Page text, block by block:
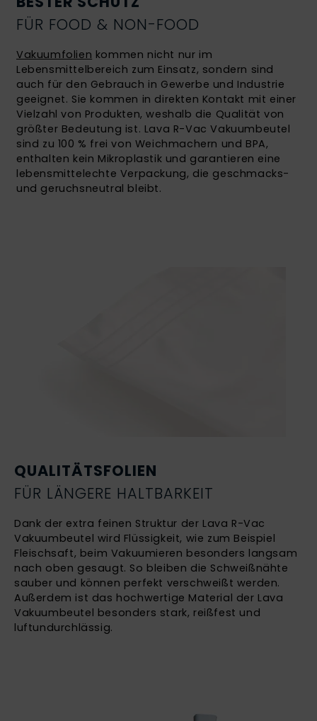
FÜR FOOD & NON-FOOD
Vakuumfolien kommen nicht nur im
Lebensmittelbereich zum Einsatz, sondern sind
auch für den Gebrauch in Gewerbe und Industrie
geeignet. Sie kommen in direkten Kontakt mit einer
Vielzahl von Produkten, weshalb die Qualität von
größter Bedeutung ist. Lava R-Vac Vakuumbeutel
sind zu 100 % frei von Weichmachern und BPA,
enthalten kein Mikroplastik und garantieren eine
lebensmittelechte Verpackung, die geschmacks-
und geruchsneutral bleibt.
QUALITÄTSFOLIEN
FÜR LÄNGERE HALTBARKEIT
Dank der extra feinen Struktur der Lava R-Vac
Vakuumbeutel wird Flüssigkeit, wie zum Beispiel
Fleischsaft, beim Vakuumieren besonders langsam
nach oben gesaugt. So bleiben die Schweißnähte
sauber und können perfekt verschweißt werden.
Außerdem ist das hochwertige Material der Lava
Vakuumbeutel besonders stark, reißfest und
luftundurchlässig.